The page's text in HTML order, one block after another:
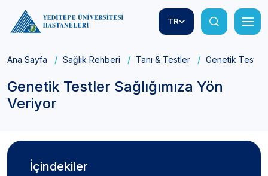
TR
Ana Sayfa Sağlık Rehberi Tanı & Testler Genetik Testler
Genetik Testler Sağlığımıza Yön
Veriyor
İçindekiler